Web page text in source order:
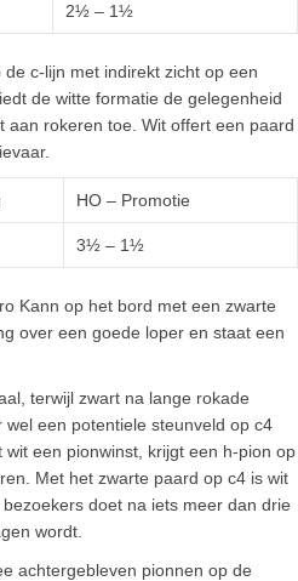
2½ – 1½
c-lijn met indirekt zicht op een
de witte formatie de gelegenheid
aan rokeren toe. Wit offert een paard
HO – Promotie
3½ – 1½
Kann op het bord met een zwarte
over een goede loper en staat een
terwijl zwart na lange rokade
een potentiele steunveld op c4
een pionwinst, krijgt een h-pion op
Met het zwarte paard op c4 is wit
doet na iets meer dan drie
wordt.
achtergebleven pionnen op de